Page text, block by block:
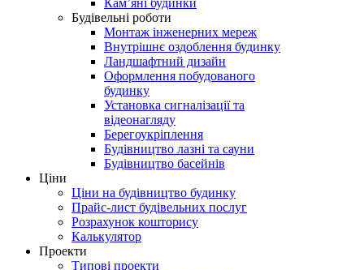
Будівельні роботи
Монтаж інженерних мереж
Внутрішнє оздоблення будинку
Ландшафтний дизайн
Оформлення побудованого
будинку
Установка сигналізації та
відеонагляду
Берегоукріплення
Будівництво лазні та сауни
Будівництво басейнів
Ціни
Ціни на будівництво будинку
Прайс-лист будівельних послуг
Розрахунок кошторису
Калькулятор
Проекти
Типові проекти